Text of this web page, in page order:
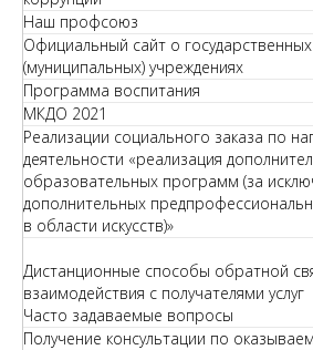
Наш профсоюз
Официальный сайт о государственных
(муниципальных) учреждениях
Программа воспитания
МКДО 2021
Реализации социального заказа по
деятельности «реализация
образовательных программ (за
дополнительных
в области искусств)»
Дистанционные способы обратной
взаимодействия с получателями услуг
Часто задаваемые вопросы
Получение консультации по